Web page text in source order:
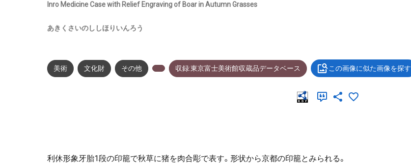
Inro Medicine Case with Relief Engraving of Boar in Autumn Grasses
あきくさいのししほりいんろう
美術 文化財 その他 収録:東京富士美術館収蔵品データベース この画像に似た画像を探す
利休形象牙胎1段の印籠で秋草に猪を肉合彫で表す。形状から京都の印籠とみられる。